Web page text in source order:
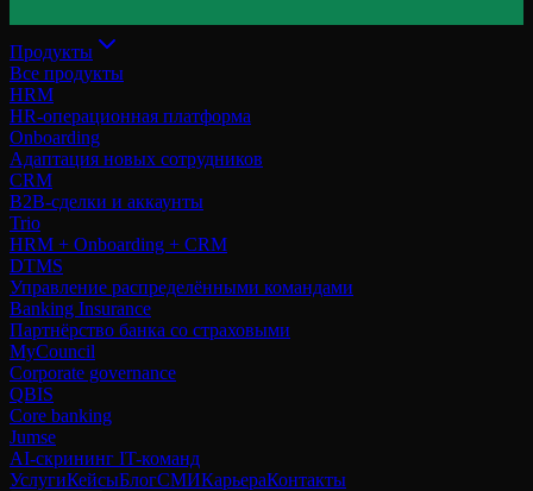
Продукты
Все продукты
HRM
HR-операционная платформа
Onboarding
Адаптация новых сотрудников
CRM
B2B-сделки и аккаунты
Trio
HRM + Onboarding + CRM
DTMS
Управление распределёнными командами
Banking Insurance
Партнёрство банка со страховыми
MyCouncil
Corporate governance
QBIS
Core banking
Jumse
AI-скрининг IT-команд
УслугиКейсыБлогСМИКарьераКонтакты